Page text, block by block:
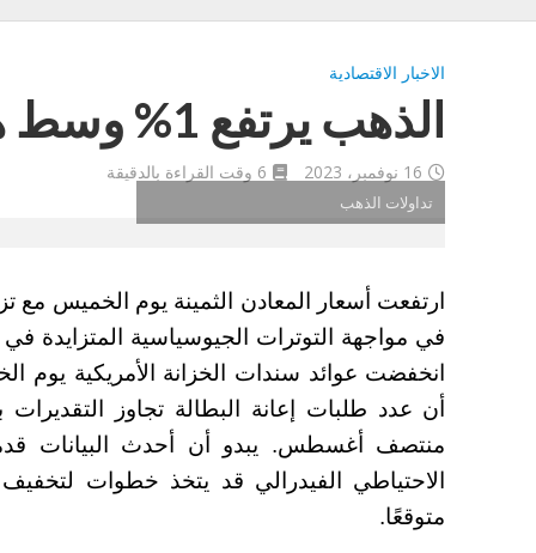
الاخبار الاقتصادية
الذهب يرتفع 1% وسط هروبه إلى بر الأمان
16 نوفمبر، 2023 6 وقت القراءة بالدقيقة
تداولات الذهب
ارتفعت أسعار المعادن الثمينة يوم الخميس مع
في مواجهة التوترات الجيوسياسية المتزايدة
انخفضت عوائد سندات الخزانة الأمريكية يوم
منتصف أغسطس. يبدو أن أحدث البيانات
الاحتياطي الفيدرالي قد يتخذ خطوات
متوقعًا.